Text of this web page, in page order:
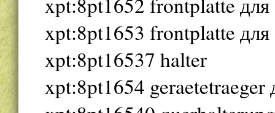
xpt:8pt1653 frontplatte
xpt:8pt16537 halter
xpt:8pt1654 geraetetraeger